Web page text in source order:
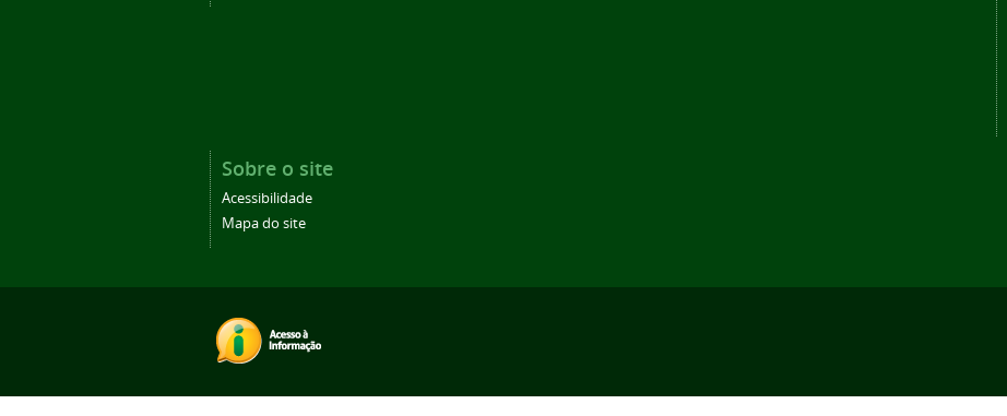
Sobre o site
Acessibilidade
Mapa do site